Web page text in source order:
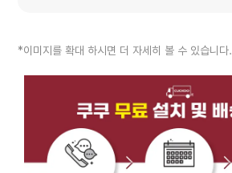
*이미지를 확대 하시면 더 자세히 볼 수 있습니다.